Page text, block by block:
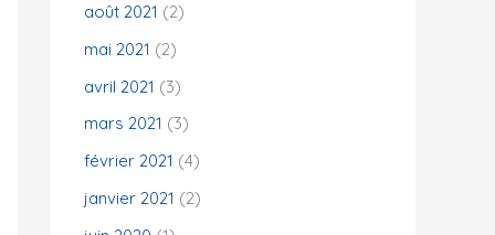
août 2021 (2)
mai 2021 (2)
avril 2021 (3)
mars 2021 (3)
février 2021 (4)
janvier 2021 (2)